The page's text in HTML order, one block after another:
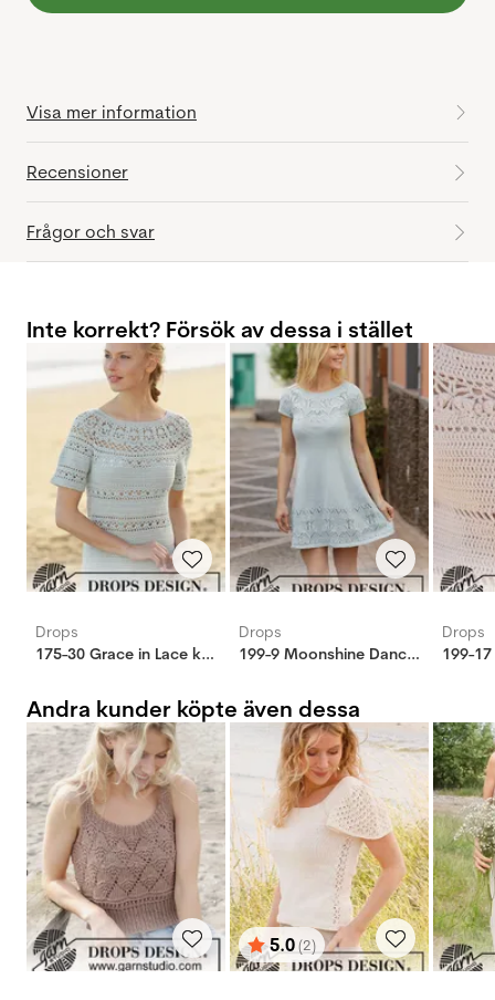
Visa mer information
Recensioner
Frågor och svar
Inte korrekt? Försök av dessa i stället
Drops
175-30 Grace in Lace klänning
Drops
199-9 Moonshine Dance klänning
Drops
Andra kunder köpte även dessa
Betyg:
5.0(2)
utav 5 stjärnor